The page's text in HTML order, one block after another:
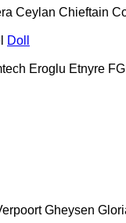
Ceylan Chieftain
Doll
Eroglu Etnyre
Gheysen